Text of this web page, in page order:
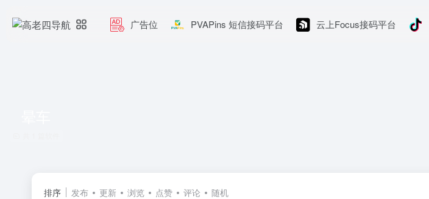
广告位 PVAPins 短信接码平台 云上Focus接码平台
排序 发布 更新 浏览 点赞 评论 随机